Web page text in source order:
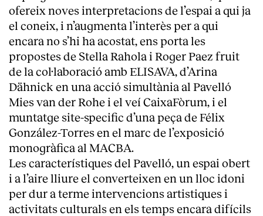
Serveis
ofereix noves interpretacions de l’espai a qui ja
el coneix, i n’augmenta l’interès per a qui
encara no s’hi ha acostat, ens porta les
propostes de Stella Rahola i Roger Paez fruit
de la col·laboració amb ELISAVA, d’Arina
Dähnick en una acció simultània al Pavelló
Mies van der Rohe i el veí CaixaFòrum, i el
muntatge site-specific d’una peça de Félix
González-Torres en el marc de l’exposició
monogràfica al MACBA.
Les característiques del Pavelló, un espai obert
i a l’aire lliure el converteixen en un lloc idoni
per dur a terme intervencions artistiques i
activitats culturals en els temps encara difícils